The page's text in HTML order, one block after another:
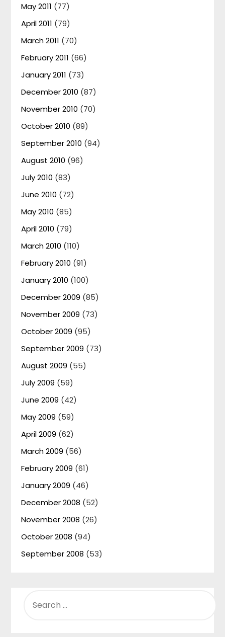
May 2011 (77)
April 2011 (79)
March 2011 (70)
February 2011 (66)
January 2011 (73)
December 2010 (87)
November 2010 (70)
October 2010 (89)
September 2010 (94)
August 2010 (96)
July 2010 (83)
June 2010 (72)
May 2010 (85)
April 2010 (79)
March 2010 (110)
February 2010 (91)
January 2010 (100)
December 2009 (85)
November 2009 (73)
October 2009 (95)
September 2009 (73)
August 2009 (55)
July 2009 (59)
June 2009 (42)
May 2009 (59)
April 2009 (62)
March 2009 (56)
February 2009 (61)
January 2009 (46)
December 2008 (52)
November 2008 (26)
October 2008 (94)
September 2008 (53)
FOR: